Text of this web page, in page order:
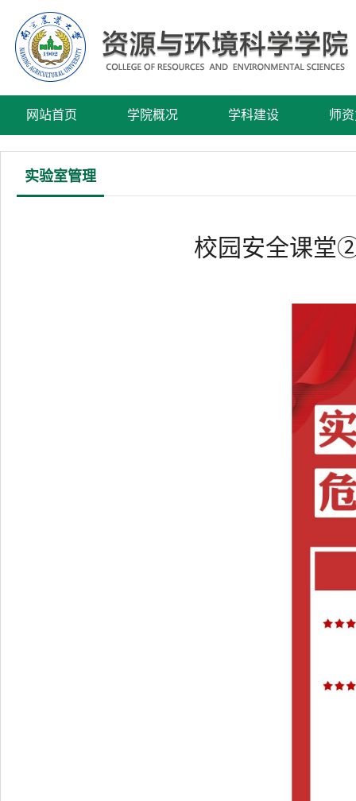
网站首页 学院概况 学科建设 师
实验室管理
校园安全课堂